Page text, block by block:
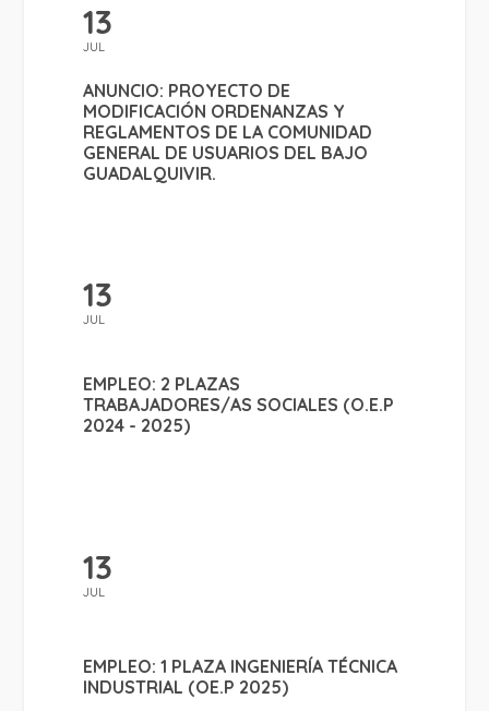
13
JUL
ANUNCIO: PROYECTO DE
MODIFICACIÓN ORDENANZAS Y
REGLAMENTOS DE LA COMUNIDAD
GENERAL DE USUARIOS DEL BAJO
GUADALQUIVIR.
13
JUL
EMPLEO: 2 PLAZAS
TRABAJADORES/AS SOCIALES (O.E.P
2024 - 2025)
13
JUL
EMPLEO: 1 PLAZA INGENIERÍA TÉCNICA
INDUSTRIAL (OE.P 2025)